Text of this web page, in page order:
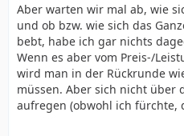
Aber warten wir mal ab, wie
und ob bzw. wie sich das
bebt, habe ich gar nichts
Wenn es aber vom Preis-/
wird man in der Rückrunde
müssen. Aber sich nicht über
aufregen (obwohl ich fürchte,